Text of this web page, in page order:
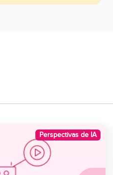
Perspectivas de IA